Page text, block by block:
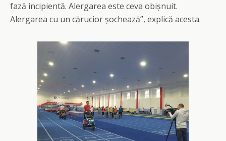
fază incipientă. Alergarea este ceva obișnuit.
Alergarea cu un cărucior șochează”, explică acesta.